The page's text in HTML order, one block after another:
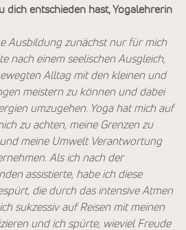
dich entschieden hast, Yogalehrerin
Ausbildung zunächst nur für mich
nach einem seelischen Ausgleich,
Alltag mit den kleinen und
meistern zu können und dabei
umzugehen. Yoga hat mich auf
zu achten, meine Grenzen zu
meine Umwelt Verantwortung
Als ich nach der
assistierte, habe ich diese
die durch das intensive Atmen
sukzessiv auf Reisen mit meinen
und ich spürte, wieviel Freude